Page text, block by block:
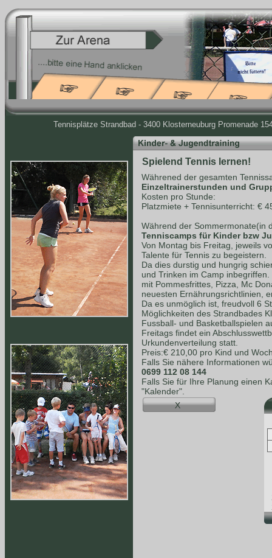
Tennisplätze Strandbad - 3400 Klosterneuburg Promenade
Spielend Tennis lernen!
Währened der gesamten
Einzeltrainerstunden und
Kosten pro Stunde:
Platzmiete + Tennisunterricht: €
Während der Sommermonate(in
Tenniscamps für Kinder bzw
Von Montag bis Freitag, jeweils
Talente für Tennis zu begeistern.
Da dies durstig und hungrig
und Trinken im Camp
mit Pommesfrittes, Pizza, Mc
neuesten Ernährungsrichtlinien,
Da es unmöglich ist, freudvoll 6
Möglichkeiten des Strandbades
Fussball- und Basketballspielen
Freitags findet ein
Urkundenverteilung statt.
Preis:€ 210,00 pro Kind und
Falls Sie nähere Informationen
0699 112 08 144
Falls Sie für Ihre Planung einen
"Kalender".